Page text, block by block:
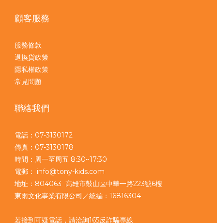
顧客服務
服務條款
退換貨政策
隱私權政策
常見問題
聯絡我們
電話：07-3130172
傳真：07-3130178
時間：周一至周五 8:30~17:30
電郵： info@tony-kids.com
地址：804063 高雄市鼓山區中華一路223號6樓
東雨文化事業有限公司／統編：16816304
若接到可疑電話，請洽詢165反詐騙專線